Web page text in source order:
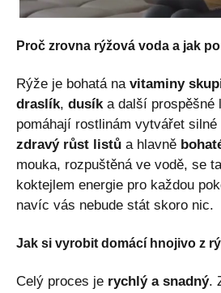
Proč zrovna rýžová voda a jak
Rýže je bohatá na vitaminy
draslík, dusíka další prospěšné
pomáhají rostlinám vytvářet silné
zdravý růst listů a hlavně
mouka, rozpuštěná ve vodě, se
koktejlem energie pro každou
navíc vás nebude stát skoro nic.
Jak si vyrobit domácí hnojivo z
Celý proces je rychlý a snadný.